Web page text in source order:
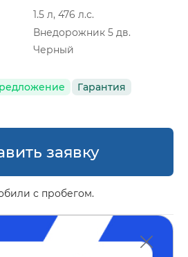
1.5 л, 476 л.с.
Внедорожник 5 дв.
Черный
Гарантия
заявку
с пробегом.